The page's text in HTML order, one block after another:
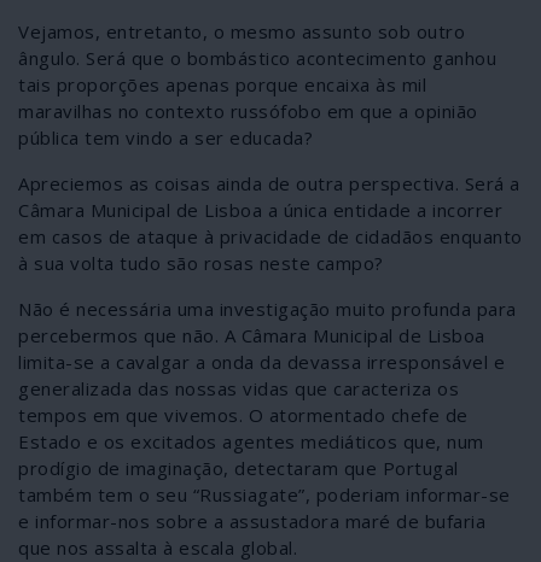
Vejamos, entretanto, o mesmo assunto sob outro
ângulo. Será que o bombástico acontecimento ganhou
tais proporções apenas porque encaixa às mil
maravilhas no contexto russófobo em que a opinião
pública tem vindo a ser educada?
Apreciemos as coisas ainda de outra perspectiva. Será a
Câmara Municipal de Lisboa a única entidade a incorrer
em casos de ataque à privacidade de cidadãos enquanto
à sua volta tudo são rosas neste campo?
Não é necessária uma investigação muito profunda para
percebermos que não. A Câmara Municipal de Lisboa
limita-se a cavalgar a onda da devassa irresponsável e
generalizada das nossas vidas que caracteriza os
tempos em que vivemos. O atormentado chefe de
Estado e os excitados agentes mediáticos que, num
prodígio de imaginação, detectaram que Portugal
também tem o seu “Russiagate”, poderiam informar-se
e informar-nos sobre a assustadora maré de bufaria
que nos assalta à escala global.